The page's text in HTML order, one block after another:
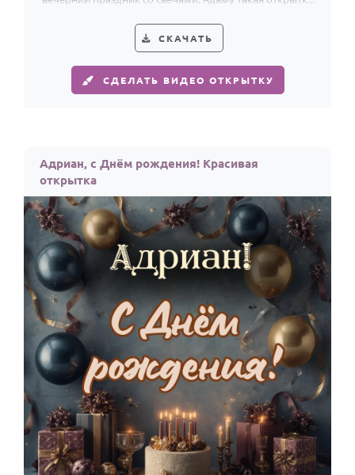
СКАЧАТЬ
СДЕЛАТЬ ВИДЕО ОТКРЫТКУ
Адриан, с Днём рождения! Красивая
открытка